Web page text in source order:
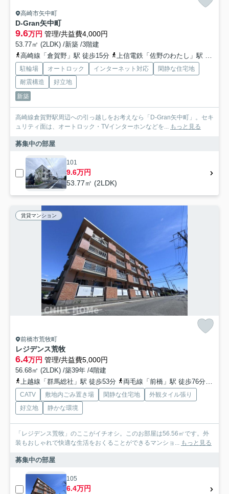
高崎市矢中町
D-Gran矢中町
9.6万円 管理/共益費4,000円
53.77㎡ (2LDK) /新築 /3階建
高崎線「倉賀野」駅 徒歩15分
上信電鉄「佐野のわたし」駅 徒歩43分
駐輪場 オートロック インターネット対応
閑静な住宅地
耐震構造
好立地
新築
高崎線倉賀野駅周辺への引っ越しをお考えなら「D-Gran矢中町」。セキ
ュリティ面は、オートロック・TVインターホンなどを... もっと見る
募集中の部屋
101
9.6万円
53.77㎡ (2LDK)
賃貸マンション
前橋市荒牧町
レジデンス荒牧
6.4万円 管理/共益費5,000円
56.68㎡ (2LDK) /築39年 /4階建
上越線「群馬総社」駅 徒歩53分
両毛線「前橋」駅 徒歩76分
CATV 敷地内ごみ置き場 閑静な住宅地
外観タイル張り
好立地
静かな環境
「レジデンス荒牧」のここがイチオシ。このお部屋は56.56㎡です。外
装もおしゃれで快適な生活をおくることができるマンショ... もっと見る
募集中の部屋
105
6.4万円